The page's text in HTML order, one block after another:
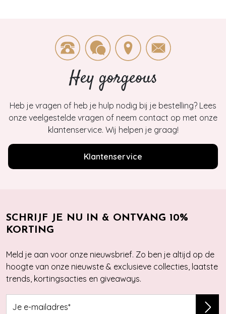
Hey gorgeous
Heb je vragen of heb je hulp nodig bij je bestelling? Lees
onze veelgestelde vragen of neem contact op met onze
klantenservice. Wij helpen je graag!
Klantenservice
SCHRIJF JE NU IN & ONTVANG 10%
KORTING
Meld je aan voor onze nieuwsbrief. Zo ben je altijd op de
hoogte van onze nieuwste & exclusieve collecties, laatste
trends, kortingsacties en giveaways.